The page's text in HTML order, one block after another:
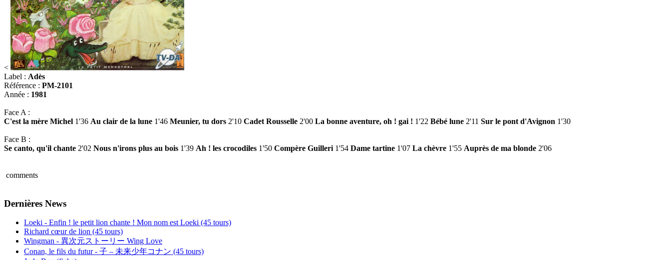
<
Label : Adès
Référence : PM-2101
Année : 1981
Face A :
C'est la mère Michel 1'36 Au clair de la lune 1'46 Meunier, tu dors 2'10 Cadet Rousselle 2'00 La bonne aventure, oh ! gai ! 1'22 Bébé lune 2'11 Sur le pont d'Avignon 1'30
Face B :
Se canto, qu'il chante 2'02 Nous n'irons plus au bois 1'39 Ah ! les crocodiles 1'50 Compère Guilleri 1'54 Dame tartine 1'07 La chèvre 1'55 Auprès de ma blonde 2'06
comments
Dernières News
Loeki - Enfin ! le petit lion chante ! Mon nom est Loeki (45 tours)
Richard cœur de lion (45 tours)
Wingman - 異次元ストーリー Wing Love
Conan, le fils du futur - 子 – 未来少年コナン (45 tours)